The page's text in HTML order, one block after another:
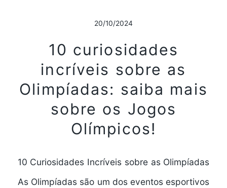
20/10/2024
10 curiosidades
incríveis sobre as
Olimpíadas: saiba mais
sobre os Jogos
Olímpicos!
10 Curiosidades Incríveis sobre as Olimpíadas
As Olimpíadas são um dos eventos esportivos